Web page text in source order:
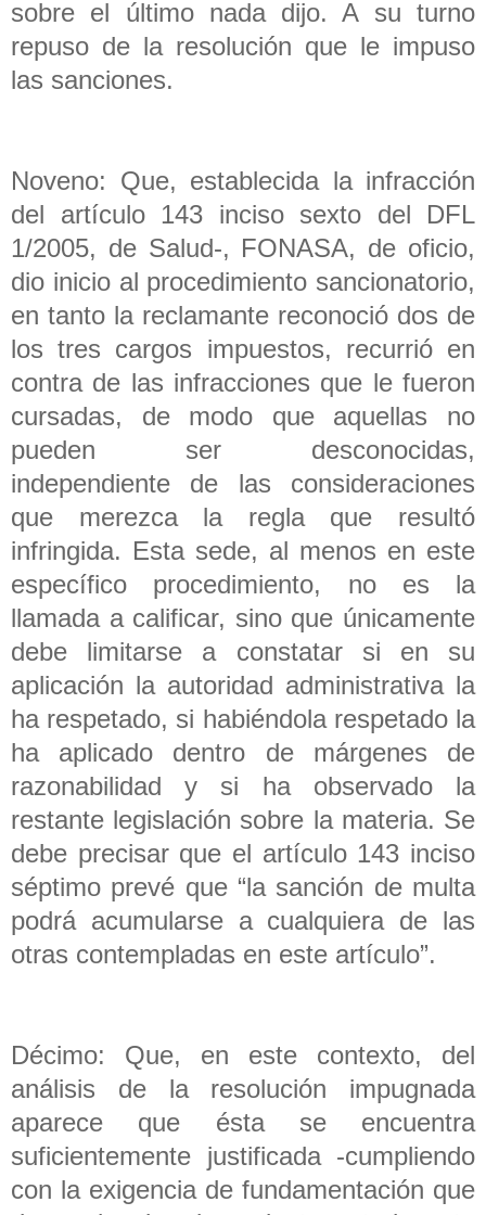
sobre el último nada dijo. A su turno
repuso de la resolución que le impuso
las sanciones.
Noveno: Que, establecida la infracción
del artículo 143 inciso sexto del DFL
1/2005, de Salud-, FONASA, de oficio,
dio inicio al procedimiento sancionatorio,
en tanto la reclamante reconoció dos de
los tres cargos impuestos, recurrió en
contra de las infracciones que le fueron
cursadas, de modo que aquellas no
pueden ser desconocidas,
independiente de las consideraciones
que merezca la regla que resultó
infringida. Esta sede, al menos en este
específico procedimiento, no es la
llamada a calificar, sino que únicamente
debe limitarse a constatar si en su
aplicación la autoridad administrativa la
ha respetado, si habiéndola respetado la
ha aplicado dentro de márgenes de
razonabilidad y si ha observado la
restante legislación sobre la materia. Se
debe precisar que el artículo 143 inciso
séptimo prevé que “la sanción de multa
podrá acumularse a cualquiera de las
otras contempladas en este artículo”.
Décimo: Que, en este contexto, del
análisis de la resolución impugnada
aparece que ésta se encuentra
suficientemente justificada -cumpliendo
con la exigencia de fundamentación que